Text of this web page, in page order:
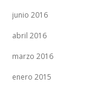
junio 2016
abril 2016
marzo 2016
enero 2015